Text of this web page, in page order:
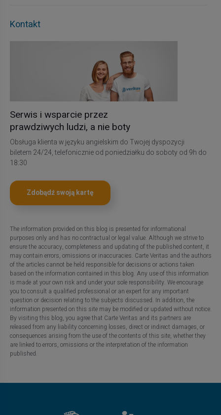
Kontakt
Serwis i wsparcie przez
prawdziwych ludzi, a nie boty
Obsługa klienta w języku angielskim do Twojej dyspozycji
biletem 24/24, telefonicznie od poniedziałku do soboty od 9h do
18:30
Zdobądź swoją kartę
The information provided on this blog is presented for informational
purposes only and has no contractual or legal value. Although we strive to
ensure the accuracy, completeness and updating of the published content, it
may contain errors, omissions or inaccuracies. Carte Veritas and the authors
of the articles cannot be held responsible for decisions or actions taken
based on the information contained in this blog. Any use of this information
is made at your own risk and under your sole responsibility. We encourage
you to consult a qualified professional or an expert for any important
question or decision relating to the subjects discussed. In addition, the
information presented on this site may be modified or updated without notice.
By visiting this blog, you agree that Carte Veritas and its partners are
released from any liability concerning losses, direct or indirect damages, or
consequences arising from the use of the contents of this site, whether they
are linked to errors, omissions or the interpretation of the information
published.